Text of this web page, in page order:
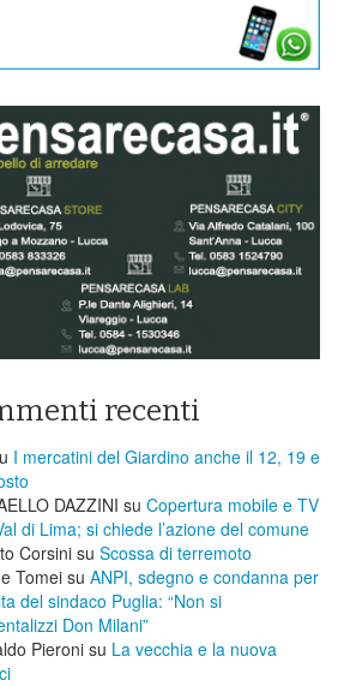
recenti
I mercatini del Giardino anche il 12, 19 e
DAZZINI su ​Copertura mobile e TV
di Lima; si chiede l’azione del comune
Corsinisu Scossa di terremoto
Tomei su ANPI, sdegno e condanna per
del sindaco Puglia: “Non si
Don Milani”
Pieronisu La vecchia e la nuova